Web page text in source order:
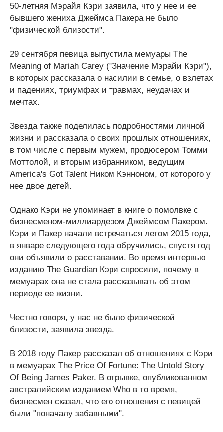
50-летняя Мэрайя Кэри заявила, что у нее и ее
бывшего жениха Джеймса Пакера не было
"физической близости".
29 сентября певица выпустила мемуары The
Meaning of Mariah Carey ("Значение Мэрайи Кэри"),
в которых рассказала о насилии в семье, о взлетах
и ​​падениях, триумфах и травмах, неудачах и
мечтах.
Звезда также поделилась подробностями личной
жизни и рассказала о своих прошлых отношениях,
в том числе с первым мужем, продюсером Томми
Моттолой, и вторым избранником, ведущим
America's Got Talent Ником Кэнноном, от которого у
нее двое детей.
Однако Кэри не упоминает в книге о помолвке с
бизнесменом-миллиардером Джеймсом Пакером.
Кэри и Пакер начали встречаться летом 2015 года,
в январе следующего года обручились, спустя год
они объявили о расставании. Во время интервью
изданию The Guardian Кэри спросили, почему в
мемуарах она не стала рассказывать об этом
периоде ее жизни.
Честно говоря, у нас не было физической
близости, заявила звезда.
В 2018 году Пакер рассказал об отношениях с Кэри
в мемуарах The Price Of Fortune: The Untold Story
Of Being James Paker. В отрывке, опубликованном
австралийским изданием Who в то время,
бизнесмен сказал, что его отношения с певицей
были "поначалу забавными".